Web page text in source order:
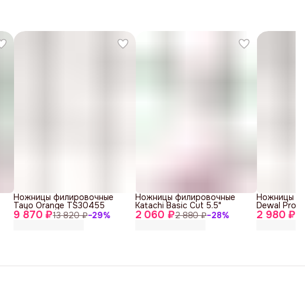
9 870 ₽13 820 ₽−29%
Ножницы филировочные
Tayo Orange TS30455
2 060 ₽2 880 ₽−28%
Ножницы филировочные
Katachi Basic Cut 5.5"
2 980 ₽
Ножницы
Dewal